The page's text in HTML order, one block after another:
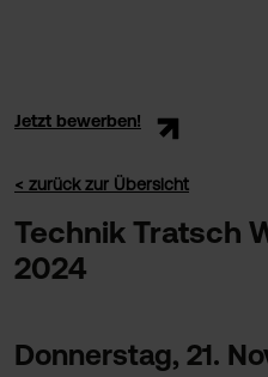
Jetzt bewerben!
< zurück zur Übersicht
Technik Tratsch
2024
Donnerstag, 21.